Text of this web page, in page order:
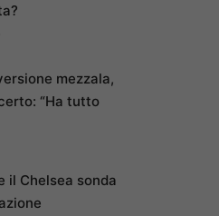
mezzala,
“Ha tutto
il Chelsea sonda